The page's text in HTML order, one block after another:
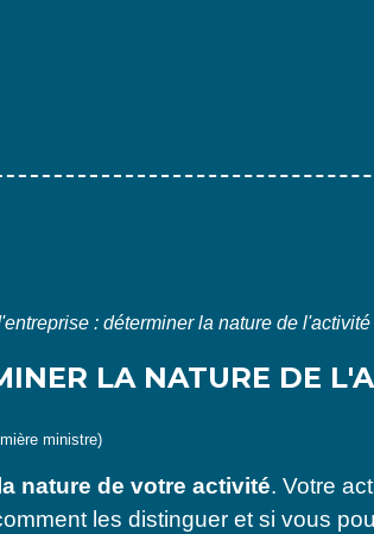
: déterminer la nature de
LA NATURE DE
ministre)
nature de votre activité. Votre
les distinguer et si vous